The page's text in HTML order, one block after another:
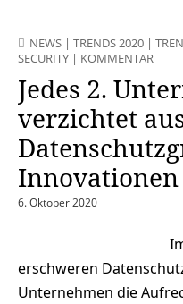
NEWS | TRENDS 2020 |
SECURITY | KOMMENTAR
Jedes 2.
verzichtet
Innovationen
6. Oktober 2020
erschweren
Unternehmen die